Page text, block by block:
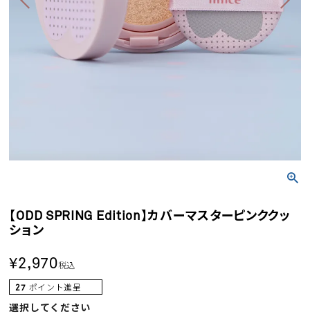
【ODD SPRING Edition】カバーマスターピンククッ
ション
¥2,970税込
27 ポイント進呈
選択してください